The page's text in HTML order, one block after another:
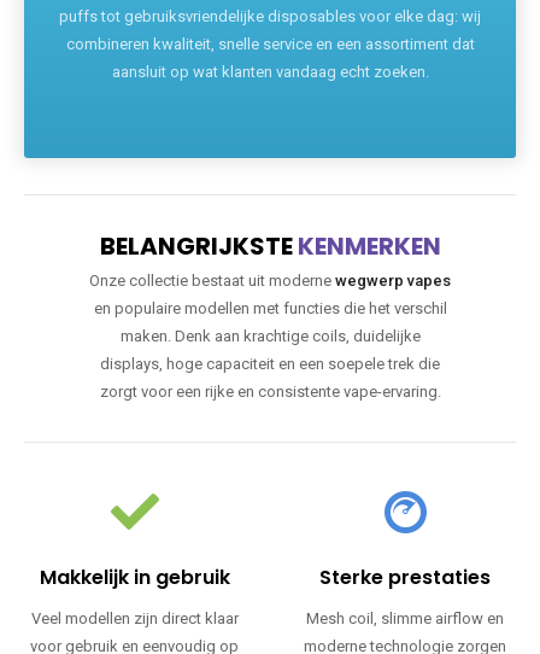
puffs tot gebruiksvriendelijke disposables voor elke dag: wij
combineren kwaliteit, snelle service en een assortiment dat
aansluit op wat klanten vandaag echt zoeken.
BELANGRIJKSTEKENMERKEN
Onze collectie bestaat uit moderne wegwerp vapes
en populaire modellen met functies die het verschil
maken. Denk aan krachtige coils, duidelijke
displays, hoge capaciteit en een soepele trek die
zorgt voor een rijke en consistente vape-ervaring.
Makkelijk in gebruik
Veel modellen zijn direct klaar
voor gebruik en eenvoudig op
Sterke prestaties
Mesh coil, slimme airflow en
moderne technologie zorgen